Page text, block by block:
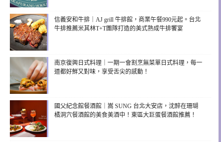
信義安和牛排｜AJ grill 牛排館，商業午餐990元起。台北
牛排推薦米其林T+T團隊打造的美式熟成牛排饗宴
南京復興日式料理｜一期一會割烹無菜單日式料理，每一
道都好鮮又對味，享受舌尖的感動！
國父紀念館餐酒館｜嵩 SUNG 台北大安店，沈醉在珊瑚
橘洞穴餐酒館的美食美酒中！東區大巨蛋餐酒館推薦！